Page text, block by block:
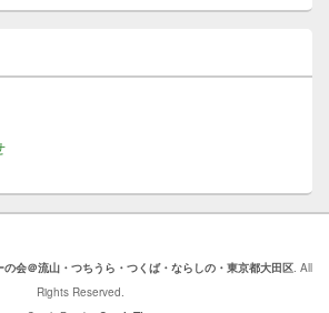
の会＠流山・つちうら・つくば・ならしの・東京都大田区. All
Rights Reserved.